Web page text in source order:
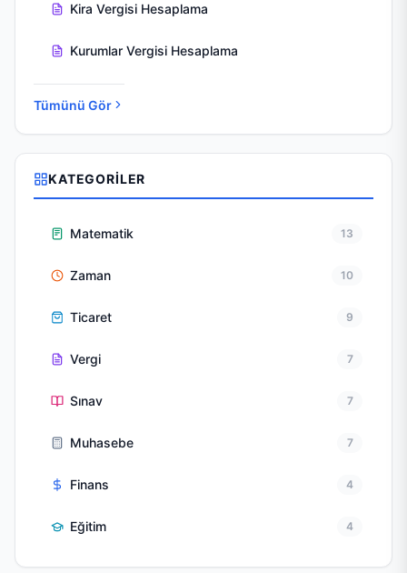
Kira Vergisi Hesaplama
Kurumlar Vergisi Hesaplama
Tümünü Gör
KATEGORILER
Matematik 13
Zaman 10
Ticaret 9
Vergi 7
Sınav 7
Muhasebe 7
Finans 4
Eğitim 4